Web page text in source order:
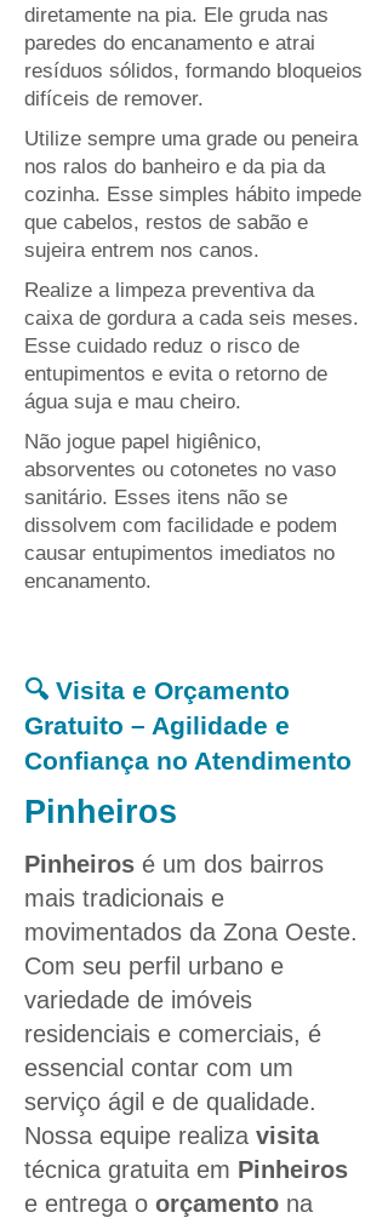
diretamente na pia. Ele gruda nas
paredes do encanamento e atrai
resíduos sólidos, formando bloqueios
difíceis de remover.
Utilize sempre uma grade ou peneira
nos ralos do banheiro e da pia da
cozinha. Esse simples hábito impede
que cabelos, restos de sabão e
sujeira entrem nos canos.
Realize a limpeza preventiva da
caixa de gordura a cada seis meses.
Esse cuidado reduz o risco de
entupimentos e evita o retorno de
água suja e mau cheiro.
Não jogue papel higiênico,
absorventes ou cotonetes no vaso
sanitário. Esses itens não se
dissolvem com facilidade e podem
causar entupimentos imediatos no
encanamento.
🔍 Visita e Orçamento
Gratuito – Agilidade e
Confiança no Atendimento
Pinheiros
Pinheiros é um dos bairros
mais tradicionais e
movimentados da Zona Oeste.
Com seu perfil urbano e
variedade de imóveis
residenciais e comerciais, é
essencial contar com um
serviço ágil e de qualidade.
Nossa equipe realiza visita
técnica gratuita em Pinheiros
e entrega o orçamento na